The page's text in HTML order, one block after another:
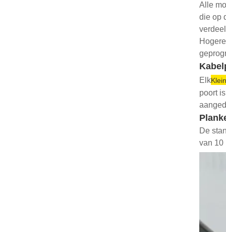
Alle
die op
Elk
poort
De
van 10